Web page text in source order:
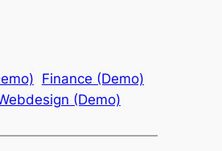
Finance (Demo)
(Demo)